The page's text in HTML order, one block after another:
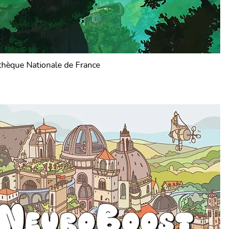
Nationale de France